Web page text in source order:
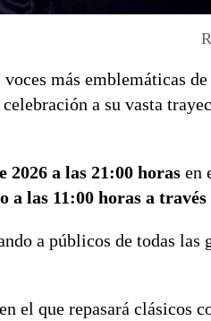
más emblemáticas
celebración a su vasta
2026 a las 21:00 horas en
a las 11:00 horas a
a públicos de todas las
el que repasará clásicos